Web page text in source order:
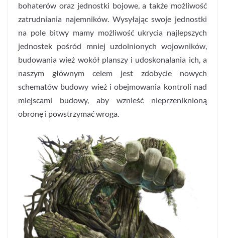
bohaterów oraz jednostki bojowe, a także możliwość
zatrudniania najemników. Wysyłając swoje jednostki
na pole bitwy mamy możliwość ukrycia najlepszych
jednostek pośród mniej uzdolnionych wojowników,
budowania wież wokół planszy i udoskonalania ich, a
naszym głównym celem jest zdobycie nowych
schematów budowy wież i obejmowania kontroli nad
miejscami budowy, aby wznieść nieprzeniknioną
obronę i powstrzymać wroga.